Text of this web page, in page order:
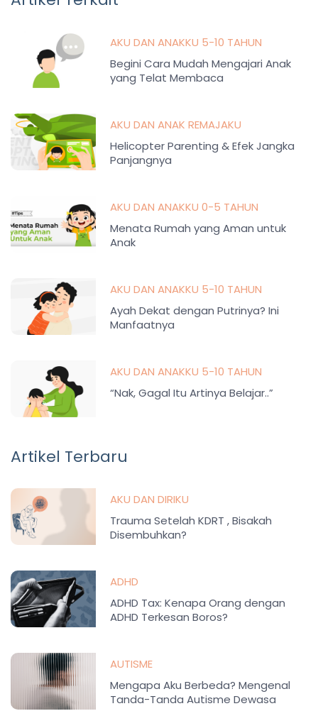
AKU DAN ANAKKU 5-10 TAHUN
Begini Cara Mudah Mengajari Anak
yang Telat Membaca
AKU DAN ANAK REMAJAKU
Helicopter Parenting & Efek Jangka
Panjangnya
AKU DAN ANAKKU 0-5 TAHUN
Menata Rumah yang Aman untuk
Anak
AKU DAN ANAKKU 5-10 TAHUN
Ayah Dekat dengan Putrinya? Ini
Manfaatnya
AKU DAN ANAKKU 5-10 TAHUN
“Nak, Gagal Itu Artinya Belajar..”
Artikel Terbaru
AKU DAN DIRIKU
Trauma Setelah KDRT , Bisakah
Disembuhkan?
ADHD
ADHD Tax: Kenapa Orang dengan
ADHD Terkesan Boros?
AUTISME
Mengapa Aku Berbeda? Mengenal
Tanda-Tanda Autisme Dewasa